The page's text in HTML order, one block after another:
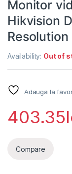
Monitor
Hikvision
Availability: Out of
Adauga la
403.35
Compare